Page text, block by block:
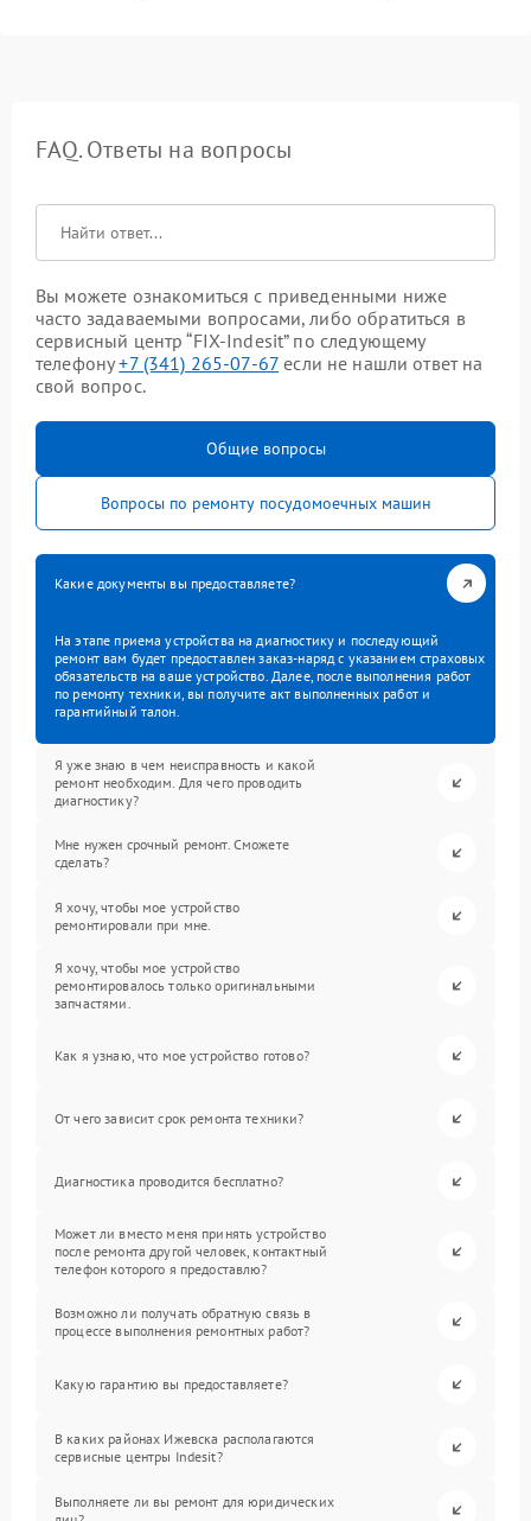
FAQ. Ответы на вопросы
Вы можете ознакомиться с приведенными ниже
часто задаваемыми вопросами, либо обратиться в
сервисный центр “FIX-Indesit” по следующему
телефону+7 (341) 265-07-67 если не нашли ответ на
свой вопрос.
Общие вопросы
Вопросы по ремонту посудомоечных машин
Какие документы вы предоставляете?
На этапе приема устройства на диагностику и последующий
ремонт вам будет предоставлен заказ-наряд с указанием страховых
обязательств на ваше устройство. Далее, после выполнения работ
по ремонту техники, вы получите акт выполненных работ и
гарантийный талон.
Я уже знаю в чем неисправность и какой
ремонт необходим. Для чего проводить
диагностику?
Мне нужен срочный ремонт. Сможете
сделать?
Я хочу, чтобы мое устройство
ремонтировали при мне.
Я хочу, чтобы мое устройство
ремонтировалось только оригинальными
запчастями.
Как я узнаю, что мое устройство готово?
От чего зависит срок ремонта техники?
Диагностика проводится бесплатно?
Может ли вместо меня принять устройство
после ремонта другой человек, контактный
телефон которого я предоставлю?
Возможно ли получать обратную связь в
процессе выполнения ремонтных работ?
Какую гарантию вы предоставляете?
В каких районах Ижевска располагаются
сервисные центры Indesit?
Выполняете ли вы ремонт для юридических